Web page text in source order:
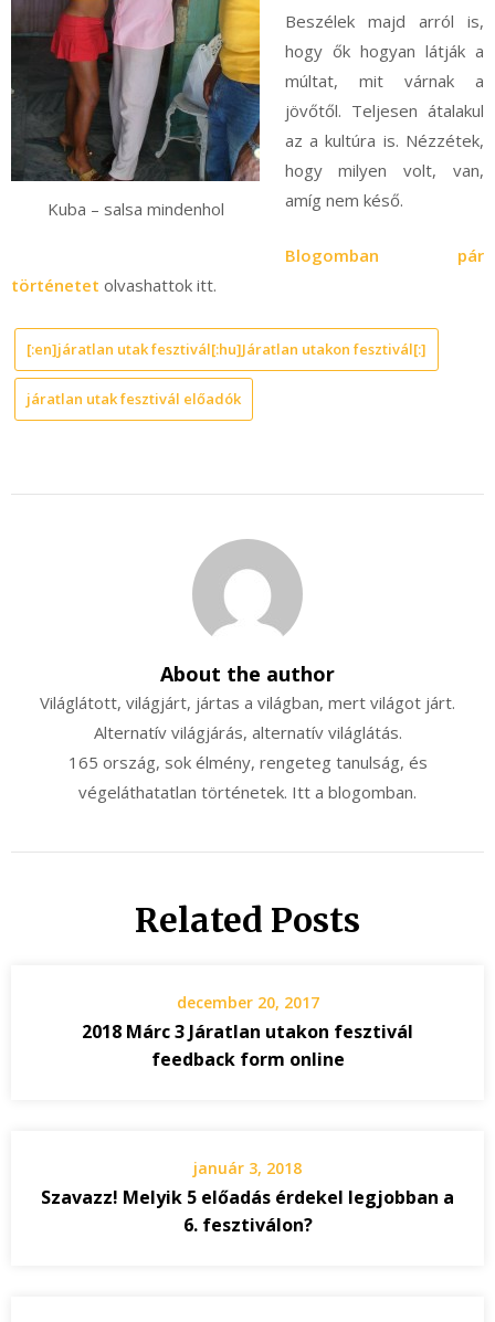
Kuba – salsa mindenhol
Beszélek majd arról is,
hogy ők hogyan látják a
múltat, mit várnak a
jövőtől. Teljesen átalakul
az a kultúra is. Nézzétek,
hogy milyen volt, van,
amíg nem késő.
Blogomban pár
történetet olvashattok itt.
[:en]járatlan utak fesztivál[:hu]Járatlan utakon fesztivál[:]
járatlan utak fesztivál előadók
About the author
Világlátott, világjárt, jártas a világban, mert világot járt.
Alternatív világjárás, alternatív világlátás.
165 ország, sok élmény, rengeteg tanulság, és
végeláthatatlan történetek. Itt a blogomban.
Related Posts
december 20, 2017
2018 Márc 3 Járatlan utakon fesztivál
feedback form online
január 3, 2018
Szavazz! Melyik 5 előadás érdekel legjobban a
6. fesztiválon?